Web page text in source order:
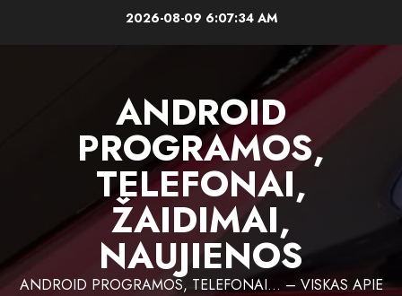
2026-08-09 6:07:34 AM
ANDROID
PROGRAMOS,
TELEFONAI,
ŽAIDIMAI,
NAUJIENOS
ANDROID PROGRAMOS, TELEFONAI… – VISKAS APIE